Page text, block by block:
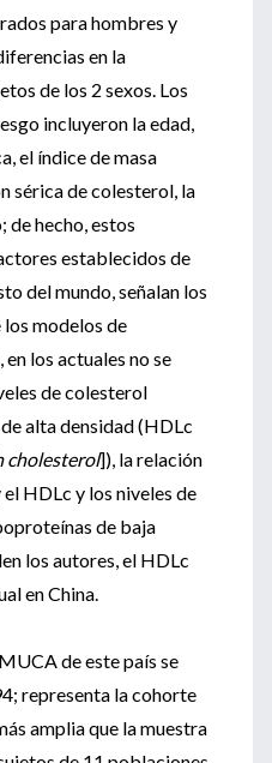
para hombres y
en la
de los 2 sexos. Los
incluyeron la edad,
el índice de masa
sérica de colesterol, la
de hecho, estos
establecidos de
del mundo, señalan los
modelos de
los actuales no se
de colesterol
alta densidad (HDLc
cholesterol]), la relación
HDLc y los niveles de
de baja
los autores, el HDLc
en China.
de este país se
representa la cohorte
amplia que la muestra